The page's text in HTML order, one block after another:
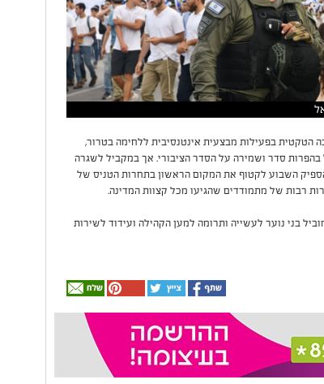
הטקטית בפעילות מבצעית אינטנסיבית ללחימה בטרור,
סדר ושמירה על הסדר הציבורי. אך במקביל לשגרה
השבוע לקטוף את המקום הראשון בתחרות הטניס של
רבות של מתמודדים שהגיעו מכל קצוות המדינה.
בני נוער לעשייה ותרומה למען הקהילה ועידוד לשירות